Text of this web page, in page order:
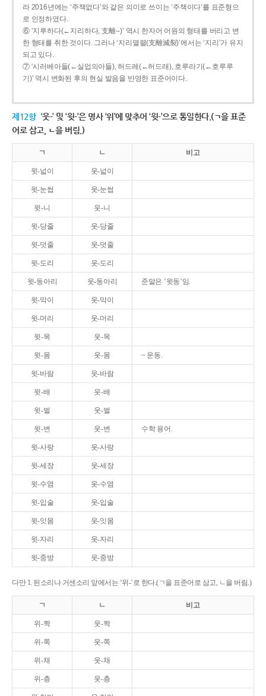
라 2016년에는 ‘주책없다’와 같은 의미로 쓰이는 ‘주책이다’를 표준형으
로 인정하였다.
⑥ ‘지루하다(←지리하다, 支離--)’ 역시 한자어 어원의 형태를 버리고 변
한 형태를 취한 것이다. 그러나 ‘지리멸렬(支離滅裂)’에서는 ‘지리’가 유지
되고 있다.
⑦ ‘시러베아들(←실업의아들), 허드레(←허드래), 호루라기(←호루루
기)’ 역시 변화된 후의 현실 발음을 반영한 표준어이다.
제12항 ‘웃-’ 및 ‘윗-’은 명사 ‘위’에 맞추어 ‘윗-’으로 통일한다.(ㄱ을 표준
어로 삼고, ㄴ을 버림.)
ㄱ ㄴ 비고
윗-넓이 웃-넓이
윗-눈썹 웃-눈썹
윗-니 웃-니
윗-당줄 웃-당줄
윗-덧줄 웃-덧줄
윗-도리 웃-도리
윗-동아리 웃-동아리 준말은 ‘윗동’임.
윗-막이 웃-막이
윗-머리 웃-머리
윗-목 웃-목
윗-몸 웃-몸 ~ 운동.
윗-바람 웃-바람
윗-배 웃-배
윗-벌 웃-벌
윗-변 웃-변 수학 용어.
윗-사랑 웃-사랑
윗-세장 웃-세장
윗-수염 웃-수염
윗-입술 웃-입술
윗-잇몸 웃-잇몸
윗-자리 웃-자리
윗-중방 웃-중방
다만 1. 된소리나 거센소리 앞에서는 ‘위-’로 한다.(ㄱ을 표준어로 삼고, ㄴ을 버림.)
ㄱ ㄴ 비고
위-짝 웃-짝
위-쪽 웃-쪽
위-채 웃-채
위-층 웃-층